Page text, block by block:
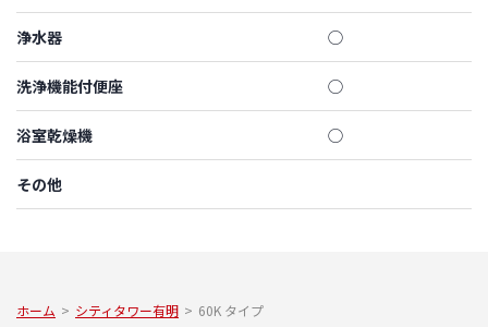
浄水器 ◯
洗浄機能付便座 ◯
浴室乾燥機 ◯
その他
ホーム > シティタワー有明 > 60K タイプ